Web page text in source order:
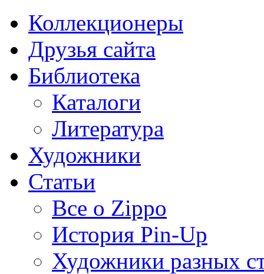
Коллекционеры
Друзья сайта
Библиотека
Каталоги
Литература
Художники
Статьи
Все о Zippo
История Pin-Up
Художники разных